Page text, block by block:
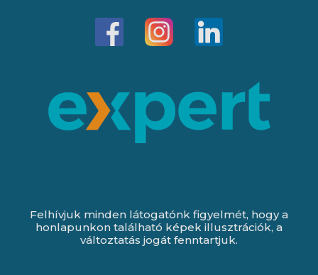
Felhívjuk minden látogatónk figyelmét, hogy a
honlapunkon található képek illusztrációk, a
változtatás jogát fenntartjuk.